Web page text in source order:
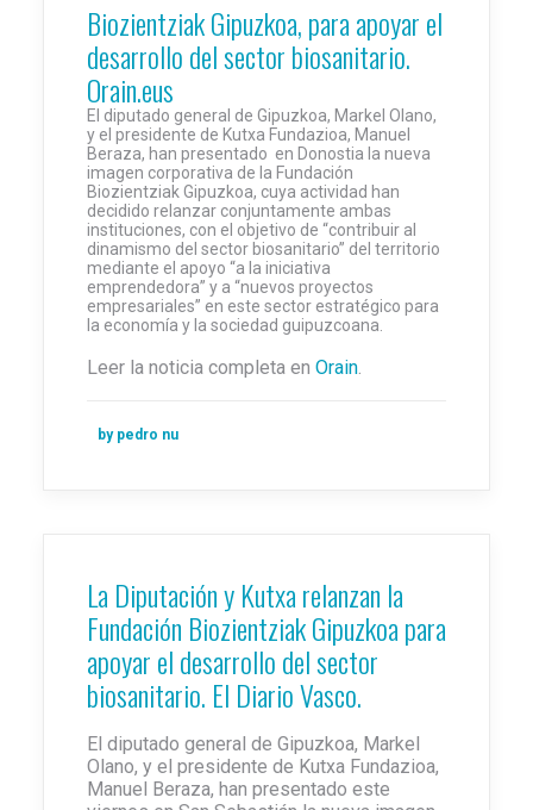
Biozientziak Gipuzkoa, para apoyar el
desarrollo del sector biosanitario.
Orain.eus
El diputado general de Gipuzkoa, Markel Olano,
y el presidente de Kutxa Fundazioa, Manuel
Beraza, han presentado en Donostia la nueva
imagen corporativa de la Fundación
Biozientziak Gipuzkoa, cuya actividad han
decidido relanzar conjuntamente ambas
instituciones, con el objetivo de “contribuir al
dinamismo del sector biosanitario” del territorio
mediante el apoyo “a la iniciativa
emprendedora” y a “nuevos proyectos
empresariales” en este sector estratégico para
la economía y la sociedad guipuzcoana.
Leer la noticia completa en Orain.
by pedro nu
La Diputación y Kutxa relanzan la
Fundación Biozientziak Gipuzkoa para
apoyar el desarrollo del sector
biosanitario. El Diario Vasco.
El diputado general de Gipuzkoa, Markel
Olano, y el presidente de Kutxa Fundazioa,
Manuel Beraza, han presentado este